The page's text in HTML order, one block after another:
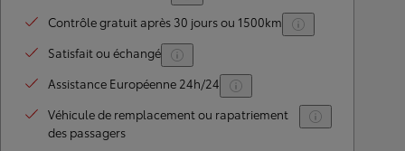
Contrôle gratuit après 30 jours ou 1500km
Satisfait ou échangé
Assistance Européenne 24h/24
Véhicule de remplacement ou rapatriement
des passagers